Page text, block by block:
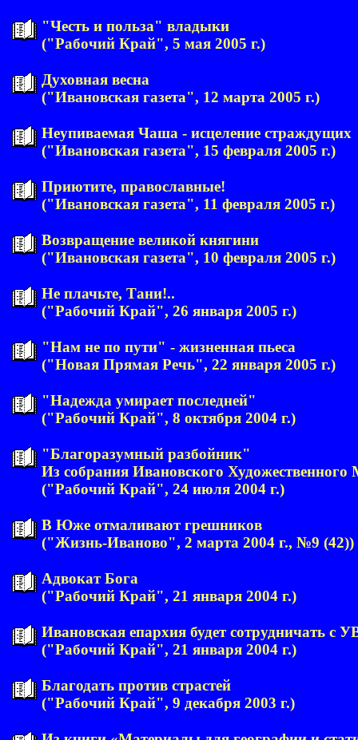
"Честь и польза" владыки
("Рабочий Край", 5 мая 2005 г.)
Духовная весна
("Ивановская газета", 12 марта 2005 г.)
Неупиваемая Чаша - исцеление страждущих
("Ивановская газета", 15 февраля 2005 г.)
Приютите, православные!
("Ивановская газета", 11 февраля 2005 г.)
Возвращение великой княгини
("Ивановская газета", 10 февраля 2005 г.)
Не плачьте, Тани!..
("Рабочий Край", 26 января 2005 г.)
"Нам не по пути" - жизненная пьеса
("Новая Прямая Речь", 22 января 2005 г.)
"Надежда умирает последней"
("Рабочий Край", 8 октября 2004 г.)
"Благоразумный разбойник"
Из собрания Ивановского Художественного
("Рабочий Край", 24 июля 2004 г.)
В Юже отмаливают грешников
("Жизнь-Иваново", 2 марта 2004 г., №9 (42))
Адвокат Бога
("Рабочий Край", 21 января 2004 г.)
Ивановская епархия будет сотрудничать с
("Рабочий Край", 21 января 2004 г.)
Благодать против страстей
("Рабочий Край", 9 декабря 2003 г.)